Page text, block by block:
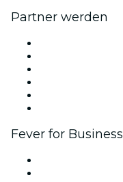
Partner werden
Fever for Business